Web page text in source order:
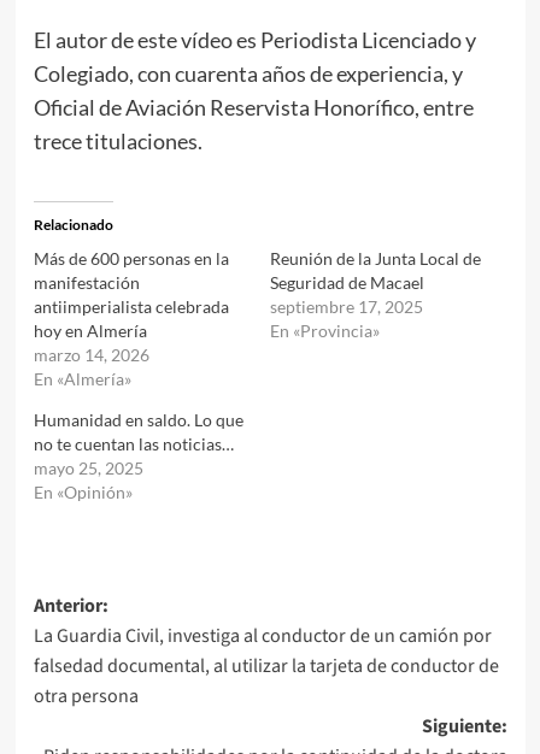
El autor de este vídeo es Periodista Licenciado y
Colegiado, con cuarenta años de experiencia, y
Oficial de Aviación Reservista Honorífico, entre
trece titulaciones.
Relacionado
Más de 600 personas en la
manifestación
antiimperialista celebrada
hoy en Almería
marzo 14, 2026
En «Almería»
Reunión de la Junta Local de
Seguridad de Macael
septiembre 17, 2025
En «Provincia»
Humanidad en saldo. Lo que
no te cuentan las noticias…
mayo 25, 2025
En «Opinión»
Navegación
de
entradas
Anterior:
La Guardia Civil, investiga al conductor de un camión por
falsedad documental, al utilizar la tarjeta de conductor de
otra persona
Siguiente: